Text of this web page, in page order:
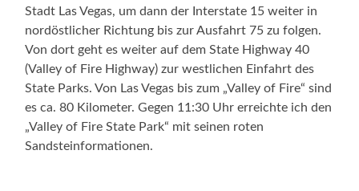
Stadt Las Vegas, um dann der Interstate 15 weiter in
nordöstlicher Richtung bis zur Ausfahrt 75 zu folgen.
Von dort geht es weiter auf dem State Highway 40
(Valley of Fire Highway) zur westlichen Einfahrt des
State Parks. Von Las Vegas bis zum „Valley of Fire“ sind
es ca. 80 Kilometer. Gegen 11:30 Uhr erreichte ich den
„Valley of Fire State Park“ mit seinen roten
Sandsteinformationen.